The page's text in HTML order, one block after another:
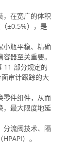
，在宽广的体积
±0.5%），是
小瓶平稳、精确
器至关重要。
11 部分规定的
审计跟踪的大
零件组件，从而
，最大限度地延
分流阀技术、隔
）。